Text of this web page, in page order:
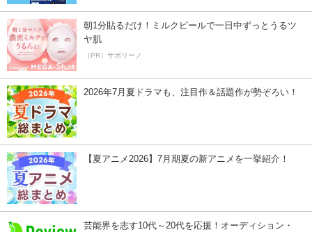
朝1分貼るだけ！ミルクピールで一日中ずっとうるツ
ヤ肌
（PR）サボリーノ
2026年7月夏ドラマも、注目作＆話題作が勢ぞろい！
【夏アニメ2026】7月期夏の新アニメを一挙紹介！
芸能界を志す10代～20代を応援！オーディション・